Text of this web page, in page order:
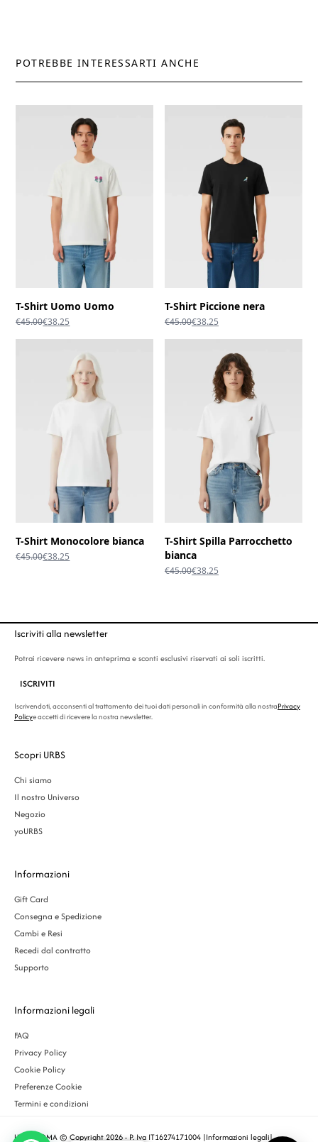
POTREBBE INTERESSARTI ANCHE
T-Shirt Uomo Uomo
€45.00Il
€38.25
€38.25.
T-Shirt Piccione nera
€45.00Il
€45.00.
€38.25
è:
€38.25.
T-Shirt Monocolore bianca
€45.00Il
€38.25
T-Shirt Spilla Parrocchetto
bianca
€45.00Il
€38.25
Iscriviti alla newsletter
Potrai ricevere news in anteprima e sconti esclusivi riservati ai soli iscritti.
ISCRIVITI
Iscrivendoti, acconsenti al trattamento dei tuoi dati personali in conformità alla nostraPrivacy
Policye accetti di ricevere la nostra newsletter.
Scopri URBS
Chi siamo
Il nostro Universo
Negozio
yoURBS
Informazioni
Gift Card
Consegna e Spedizione
Cambi e Resi
Recedi dal contratto
Supporto
Informazioni legali
FAQ
Privacy Policy
Cookie Policy
Preferenze Cookie
Termini e condizioni
URBS ROMA © Copyright 2026 - P. Iva IT16274171004 |Informazioni legali|